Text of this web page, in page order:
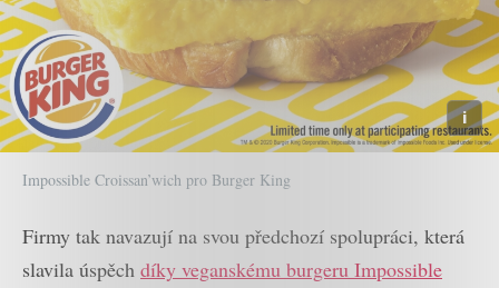
Impossible Croissan’wich pro Burger King
Firmy tak navazují na svou předchozí spolupráci, která
slavila úspěch díky veganskému burgeru Impossible